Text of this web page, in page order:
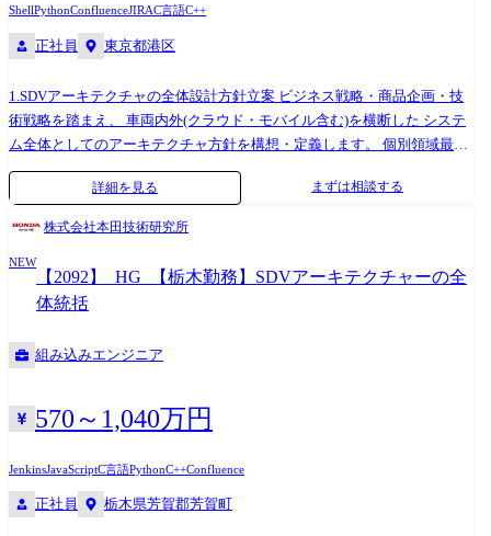
ShellPythonConfluenceJIRAC言語C++
正社員 東京都港区
1.SDVアーキテクチャの全体設計方針立案 ビジネス戦略・商品企画・技
術戦略を踏まえ、 車両内外(クラウド・モバイル含む)を横断した システ
ム全体としてのアーキテクチャ方針を構想・定義します。 個別領域最適
ではなく、車一台の価値最大化を前提とした全体設計が求められます。
2.アーキテクチャ統制・ガバナンスの構築 各開発部門・機種・世代を跨
す。 単なるルール整備ではなく、実行させ、定着させるところまで責任
を持つポジションです。 3.重要開発テーマへの参画・意思決定リード ア
ーキテクチャに大きな影響を与える重要プロジェクトに自ら参画し、 基
育成 アーキテクト・エンジニアに対して、設計思想や技術判断の指針を
ビューやディスカッションを通じた技術指導 ・アーキテクト人材の育
成・輩出 ・複雑な技術課題に対する意思決定支援 自らの専門性をもって
命じる場合があります。 【使用ツール】 AUTOSAR Adaptive/Classic,
詳細を見る まずは相談する
株式会社本田技術研究所
NEW
【2092】_HG_【栃木勤務】SDVアーキテクチャーの全
体統括
組み込みエンジニア
570～1,040万円
JenkinsJavaScriptC言語PythonC++Confluence
正社員 栃木県芳賀郡芳賀町